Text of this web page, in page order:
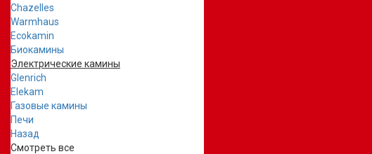
Chazelles
Warmhaus
Ecokamin
Биокамины
Электрические камины
Glenrich
Elekam
Газовые камины
Печи
Назад
Смотреть все